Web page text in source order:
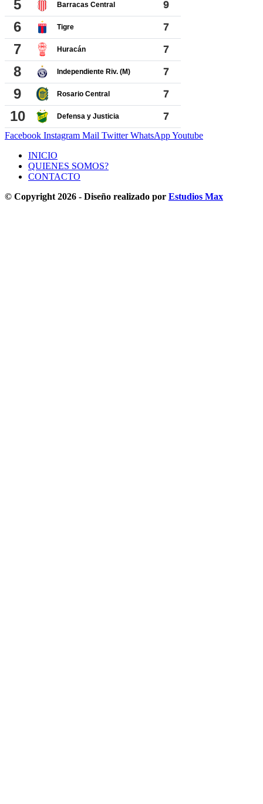
Facebook Instagram Mail Twitter WhatsAppYoutube
INICIO
QUIENES SOMOS?
CONTACTO
© Copyright 2026 - Diseño realizado por Estudios Max